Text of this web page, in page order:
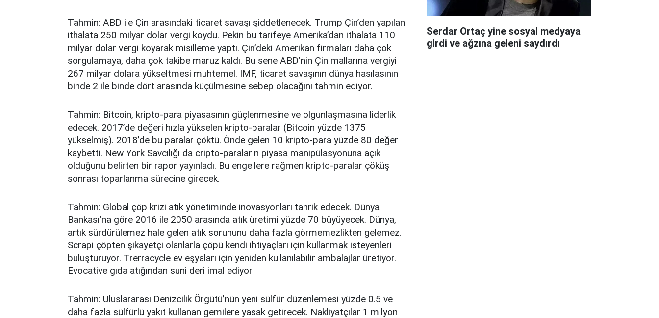
Tahmin: ABD ile Çin arasındaki ticaret savaşı şiddetlenecek. Trump Çin’den yapılan
ithalata 250 milyar dolar vergi koydu. Pekin bu tarifeye Amerika’dan ithalata 110
milyar dolar vergi koyarak misilleme yaptı. Çin’deki Amerikan firmaları daha çok
sorgulamaya, daha çok takibe maruz kaldı. Bu sene ABD’nin Çin mallarına vergiyi
267 milyar dolara yükseltmesi muhtemel. IMF, ticaret savaşının dünya hasılasının
binde 2 ile binde dört arasında küçülmesine sebep olacağını tahmin ediyor.
Tahmin: Bitcoin, kripto-para piyasasının güçlenmesine ve olgunlaşmasına liderlik
edecek. 2017’de değeri hızla yükselen kripto-paralar (Bitcoin yüzde 1375
yükselmiş). 2018’de bu paralar çöktü. Önde gelen 10 kripto-para yüzde 80 değer
kaybetti. New York Savcılığı da cripto-paraların piyasa manipülasyonuna açık
olduğunu belirten bir rapor yayınladı. Bu engellere rağmen kripto-paralar çöküş
sonrası toparlanma sürecine girecek.
Tahmin: Global çöp krizi atık yönetiminde inovasyonları tahrik edecek. Dünya
Bankası’na göre 2016 ile 2050 arasında atık üretimi yüzde 70 büyüyecek. Dünya,
artık sürdürülemez hale gelen atık sorununu daha fazla görmemezlikten gelemez.
Scrapi çöpten şikayetçi olanlarla çöpü kendi ihtiyaçları için kullanmak isteyenleri
buluşturuyor. Trerracycle ev eşyaları için yeniden kullanılabilir ambalajlar üretiyor.
Evocative gıda atığından suni deri imal ediyor.
Tahmin: Uluslararası Denizcilik Örgütü’nün yeni sülfür düzenlemesi yüzde 0.5 ve
daha fazla sülfürlü yakıt kullanan gemilere yasak getirecek. Nakliyatçılar 1 milyon
Serdar Ortaç yine sosyal medyaya
girdi ve ağzına geleni saydırdı